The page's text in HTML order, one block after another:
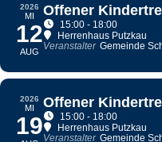
2026
MI
12
AUG
Offener
15:00 - 18:00
Herrenhaus Putzkau
Veranstalter Gemeinde
2026
MI
19
Offener
15:00 - 18:00
Herrenhaus Putzkau
Veranstalter Gemeinde